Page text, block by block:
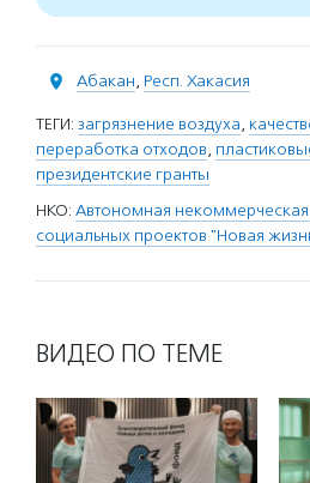
Абакан, Респ. Хакасия
ТЕГИ: загрязнение воздуха,
переработка отходов,
президентские гранты
НКО: Автономная некоммерческая
социальных проектов "Новая
ВИДЕО ПО ТЕМЕ